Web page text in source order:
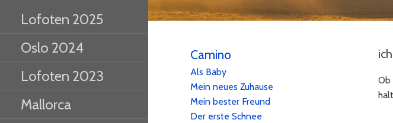
Lofoten 2025
Oslo 2024
Lofoten 2023
Mallorca
Camino
Als Baby
Mein neues Zuhause
Mein bester Freund
Der erste Schnee
Ob